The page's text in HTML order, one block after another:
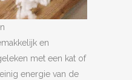
en
met een kat of
energie van de